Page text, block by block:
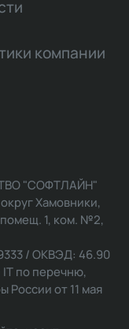
компании
"СОФТЛАЙН"
Хамовники,
помещ. 1, ком. №2,
/ ОКВЭД: 46.90
IT по перечню,
от 11 мая